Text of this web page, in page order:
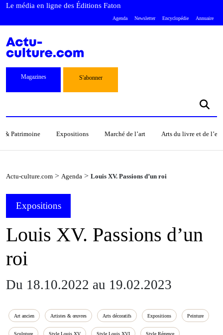
Le média en ligne des Éditions Faton
Agenda Newsletter Encyclopédie Annuaire
Magazines S'abonner
& Patrimoine Expositions Marché de l’art Arts du livre et de
Actu-culture.com > Agenda > Louis XV. Passions d’un roi
Expositions
Louis XV. Passions d’un
roi
Du 18.10.2022 au 19.02.2023
Art ancien Artistes & œuvres Arts décoratifs Expositions Peinture
Sculpture Style Louis XV Style Louis XVI Style Régence